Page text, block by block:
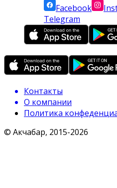
Facebook
Telegram
Контакты
О компании
Политика
© Акчабар, 2015-2026